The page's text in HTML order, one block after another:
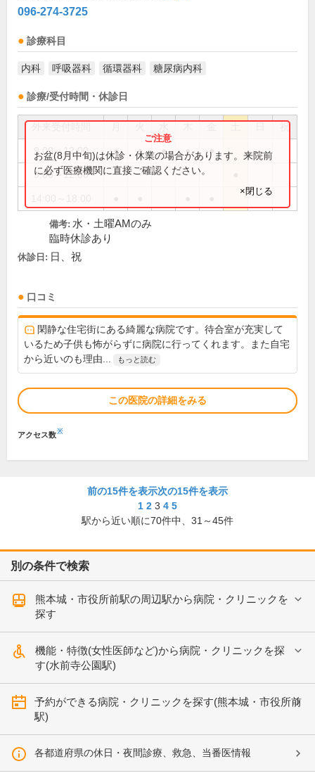
096-274-3725
診療科目
内科 呼吸器科 循環器科 糖尿病内科
診療/受付時間・休診日
祝
9:00～12:00 ● ● ● ● ●
9:00～12:30
お盆(8月中旬)は休診・休業の場合があります。来院前
に必ず医療機関に直接ご確認ください。
×閉じる
備考: 水・土曜AMのみ
臨時休診あり
休診日: 日、祝
口コミ
閑静な住宅街にある綺麗な病院です。待合室が充実して
いるため子供も怖がらずに病院に行ってくれます。また自宅
から近いのも理由...
もっと読む
この医院の詳細をみる
アクセス数※
前の15件を表示次の15件を表示
1 2 3 4 5
駅から近い順に70件中、 31～45件
別の条件で検索
熊本城・市役所前駅の周辺駅から病院・クリニックを
探す
機能・特徴(女性医師など)から病院・クリニックを探
す(水前寺公園駅)
予約ができる病院・クリニックを探す(熊本城・市役所前
駅)
各都道府県の休日・夜間診療、救急、当番医情報